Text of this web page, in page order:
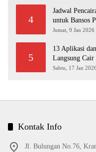
4
Jadwal
untuk Bansos
Jumat, 9 Jan
5
13 Aplikasi
Langsung Cair
Sabtu, 17 Jan
Kontak Info
Jl. Bulungan No.76,